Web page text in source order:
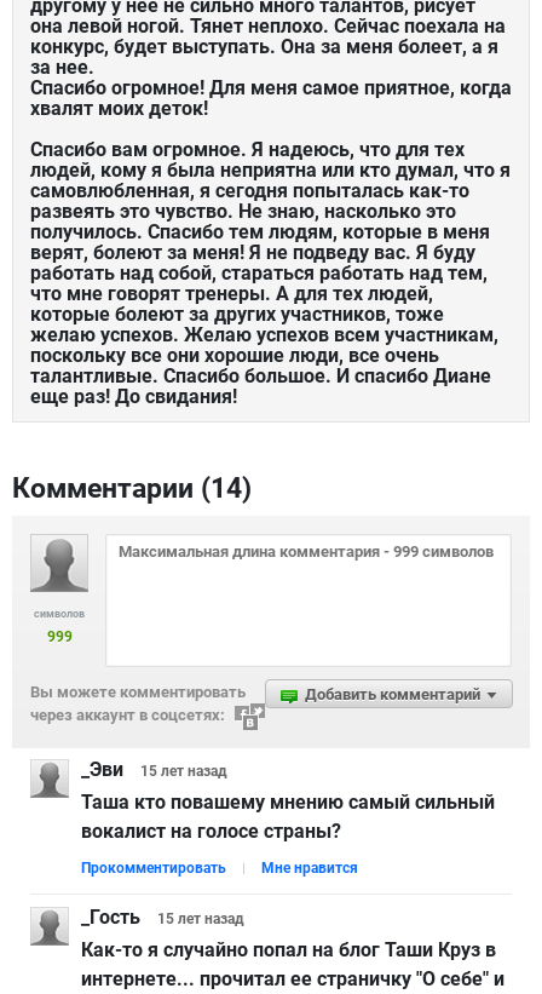
другому у нее не сильно много талантов, рисует
она левой ногой. Тянет неплохо. Сейчас поехала на
конкурс, будет выступать. Она за меня болеет, а я
за нее.
Спасибо огромное! Для меня самое приятное, когда
хвалят моих деток!
Спасибо вам огромное. Я надеюсь, что для тех
людей, кому я была неприятна или кто думал, что я
самовлюбленная, я сегодня попыталась как-то
развеять это чувство. Не знаю, насколько это
получилось. Спасибо тем людям, которые в меня
верят, болеют за меня! Я не подведу вас. Я буду
работать над собой, стараться работать над тем,
что мне говорят тренеры. А для тех людей,
которые болеют за других участников, тоже
желаю успехов. Желаю успехов всем участникам,
поскольку все они хорошие люди, все очень
талантливые. Спасибо большое. И спасибо Диане
еще раз! До свидания!
Комментарии (14)
символов
999
Добавить комментарий
Вы можете комментировать
через аккаунт в соцсетях:
_Эви 15 лет назад
Таша кто повашему мнению самый сильный
вокалист на голосе страны?
Прокомментировать Мне нравится
_Гость 15 лет назад
Как-то я случайно попал на блог Таши Круз в
интернете... прочитал ее страничку "О себе" и